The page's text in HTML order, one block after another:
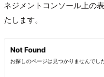
ネジメントコンソール上の
たします。